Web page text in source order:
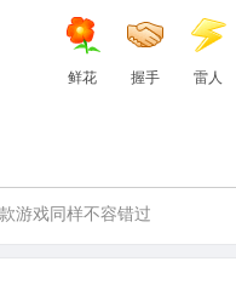
鲜花 握手 雷人
游戏同样不容错过